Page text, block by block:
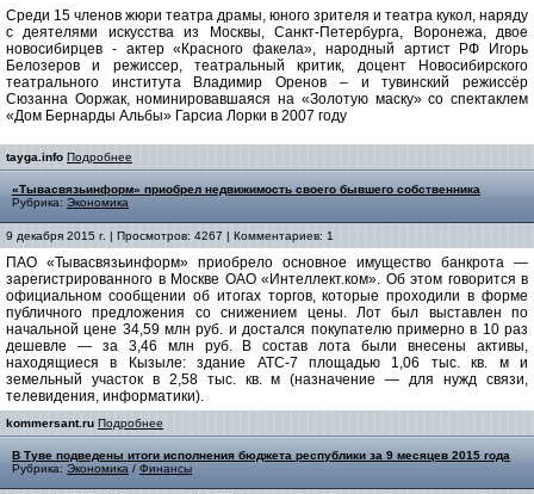
Среди 15 членов жюри театра драмы, юного зрителя и театра кукол, наряду
с деятелями искусства из Москвы, Санкт-Петербурга, Воронежа, двое
новосибирцев - актер «Красного факела», народный артист РФ Игорь
Белозеров и режиссер, театральный критик, доцент Новосибирского
театрального института Владимир Оренов – и тувинский режиссёр
Сюзанна Ооржак, номинировавшаяся на «Золотую маску» со спектаклем
«Дом Бернарды Альбы» Гарсиа Лорки в 2007 году
tayga.info Подробнее
«Тывасвязьинформ» приобрел недвижимость своего бывшего собственника
Рубрика: Экономика
9 декабря 2015 г. | Просмотров: 4267 | Комментариев: 1
ПАО «Тывасвязьинформ» приобрело основное имущество банкрота —
зарегистрированного в Москве ОАО «Интеллект.ком». Об этом говорится в
официальном сообщении об итогах торгов, которые проходили в форме
публичного предложения со снижением цены. Лот был выставлен по
начальной цене 34,59 млн руб. и достался покупателю примерно в 10 раз
дешевле — за 3,46 млн руб. В состав лота были внесены активы,
находящиеся в Кызыле: здание АТС-7 площадью 1,06 тыс. кв. м и
земельный участок в 2,58 тыс. кв. м (назначение — для нужд связи,
телевидения, информатики).
kommersant.ru Подробнее
В Туве подведены итоги исполнения бюджета республики за 9 месяцев 2015 года
Рубрика: Экономика / Финансы